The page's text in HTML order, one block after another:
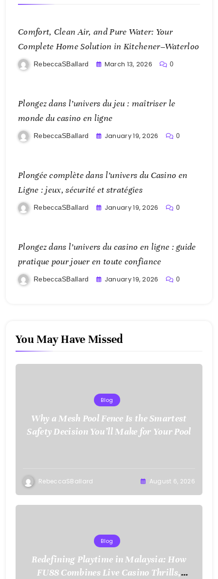
Comfort, Clean Air, and Pure Water: Your
Complete Home Solution in Kitchener–Waterloo
RebeccaSBallard March 13, 2026 0
Plongez dans l’univers du jeu : maîtriser le
monde du casino en ligne
RebeccaSBallard January 19, 2026 0
Plongée complète dans l’univers du Casino en
Ligne : jeux, sécurité et stratégies
RebeccaSBallard January 19, 2026 0
Plongez dans l’univers du casino en ligne : guide
pratique pour jouer en toute confiance
RebeccaSBallard January 19, 2026 0
You May Have Missed
Blog
Why a Mesh Pool Fence Is the Smartest
Safety Decision You’ll Make for Your Pool
RebeccaSBallard August 6, 2026
Blog
Redefining Playtime in Malaysia: How
FU88 Combines Live Casino Thrills,